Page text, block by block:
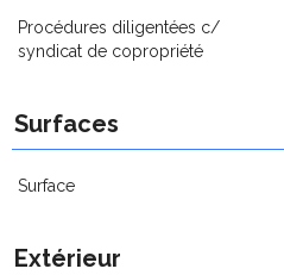
Procédures diligentées c/
syndicat de copropriété
Surfaces
Surface
Extérieur